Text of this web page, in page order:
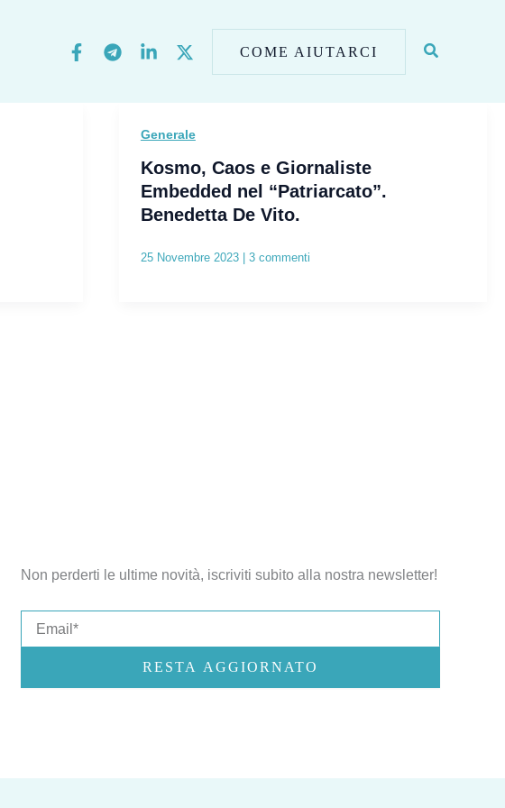
COME AIUTARCI
Generale
Kosmo, Caos e Giornaliste
Embedded nel “Patriarcato”.
Benedetta De Vito.
25 Novembre 2023 3 commenti
Non perderti le ultime novità, iscriviti subito alla nostra newsletter!
RESTA AGGIORNATO